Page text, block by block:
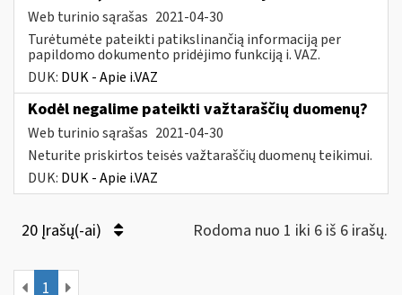
Web turinio sąrašas 2021-04-30
Turėtumėte pateikti patikslinančią informaciją per
papildomo dokumento pridėjimo funkciją i. VAZ.
DUK: DUK - Apie i.VAZ
Kodėl negalime pateikti važtaraščių duomenų?
Web turinio sąrašas 2021-04-30
Neturite priskirtos teisės važtaraščių duomenų teikimui.
DUK: DUK - Apie i.VAZ
20 Įrašų(-ai) Rodoma nuo 1 iki 6 iš 6 irašų.
1